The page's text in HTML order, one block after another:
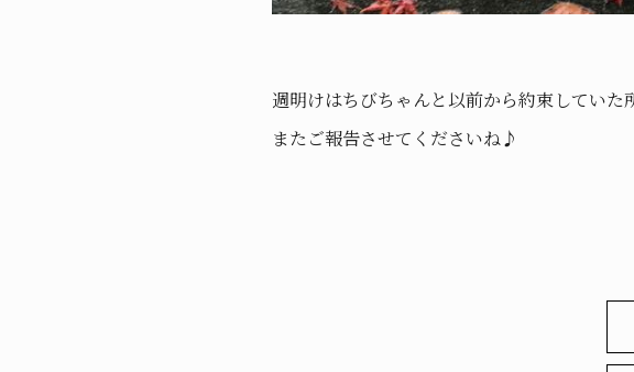
週明けはちびちゃんと以前から約束していた
またご報告させてくださいね♪